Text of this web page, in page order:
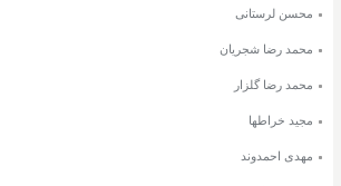
محسن لرستانی
محمد رضا شجریان
محمد رضا گلزار
مجید خراطها
مهدی احمدوند